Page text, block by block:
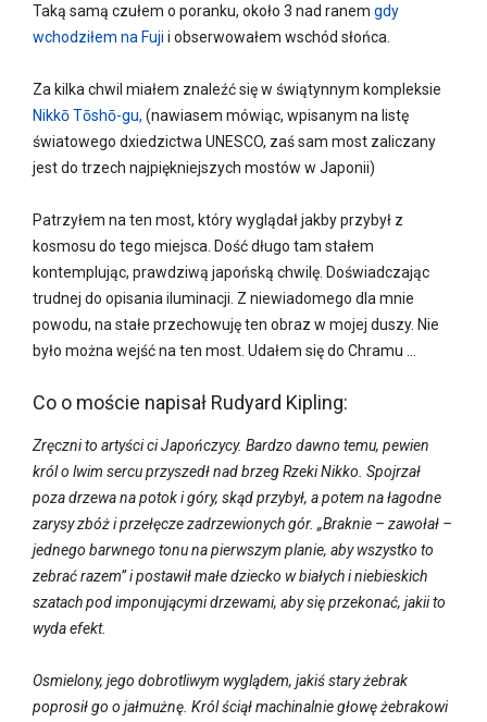
Taką samą czułem o poranku, około 3 nad ranem gdy
wchodziłem na Fuji i obserwowałem wschód słońca.
Za kilka chwil miałem znaleźć się w świątynnym kompleksie
Nikkō Tōshō-gu, (nawiasem mówiąc, wpisanym na listę
światowego dxiedzictwa UNESCO, zaś sam most zaliczany
jest do trzech najpiękniejszych mostów w Japonii)
Patrzyłem na ten most, który wyglądał jakby przybył z
kosmosu do tego miejsca. Dość długo tam stałem
kontemplując, prawdziwą japońską chwilę. Doświadczając
trudnej do opisania iluminacji. Z niewiadomego dla mnie
powodu, na stałe przechowuję ten obraz w mojej duszy. Nie
było można wejść na ten most. Udałem się do Chramu …
Co o moście napisał Rudyard Kipling:
Zręczni to artyści ci Japończycy. Bardzo dawno temu, pewien
król o lwim sercu przyszedł nad brzeg Rzeki Nikko. Spojrzał
poza drzewa na potok i góry, skąd przybył, a potem na łagodne
zarysy zbóż i przełęcze zadrzewionych gór. „Braknie – zawołał –
jednego barwnego tonu na pierwszym planie, aby wszystko to
zebrać razem” i postawił małe dziecko w białych i niebieskich
szatach pod imponującymi drzewami, aby się przekonać, jakii to
wyda efekt.
Osmielony, jego dobrotliwym wyglądem, jakiś stary żebrak
poprosił go o jałmużnę. Król ściął machinalnie głowę żebrakowi